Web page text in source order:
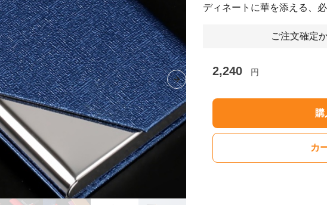
Next slide
ディネートに華を添える、必
ご注文確定
2,240 円
購
カ